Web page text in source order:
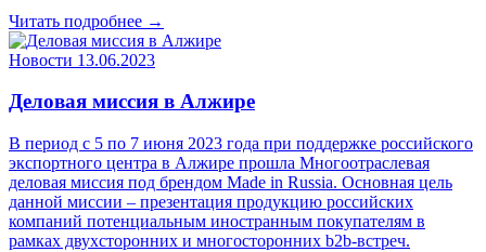
Читать подробнее →
Новости 13.06.2023
Деловая миссия в Алжире
В период с 5 по 7 июня 2023 года при поддержке российского
экспортного центра в Алжире прошла Многоотраслевая
деловая миссия под брендом Made in Russia. Основная цель
данной миссии – презентация продукцию российских
компаний потенциальным иностранным покупателям в
рамках двухсторонних и многосторонних b2b-встреч.